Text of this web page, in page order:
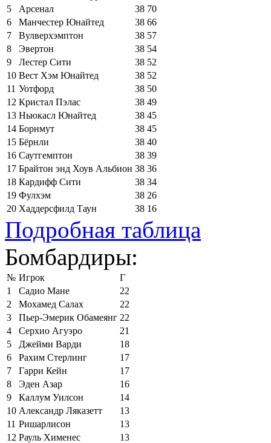
5
Арсенал 38 70
6
Манчестер Юнайтед 38 66
7
Вулверхэмптон 38 57
8
Эвертон 38 54
9
Лестер Сити 38 52
10 Вест Хэм Юнайтед 38 52
11 Уотфорд 38 50
12 Кристал Пэлас 38 49
13 Ньюкасл Юнайтед 38 45
14 Борнмут 38 45
15 Бёрнли 38 40
16 Саутгемптон 38 39
17 Брайтон энд Хоув Альбион 38 36
18 Кардифф Сити 38 34
19 Фулхэм 38 26
20 Хаддерсфилд Таун 38 16
Подробная таблица
Бомбардиры:
№ Игрок
Г
1
Садио Мане
22
2
Мохамед Салах
22
3
Пьер-Эмерик Обамеянг 22
4
Серхио Агуэро
21
5
Джейми Варди
18
6
Рахим Стерлинг
17
7
Гарри Кейн
17
8
Эден Азар
16
9
Каллум Уилсон
14
10 Александр Ляказетт
13
11 Ришарлисон
13
12 Рауль Хименес
13